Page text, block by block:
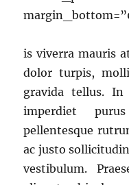
is viverra mauris
dolor turpis,
gravida tellus.
imperdiet
pellentesque
ac justo
vestibulum.